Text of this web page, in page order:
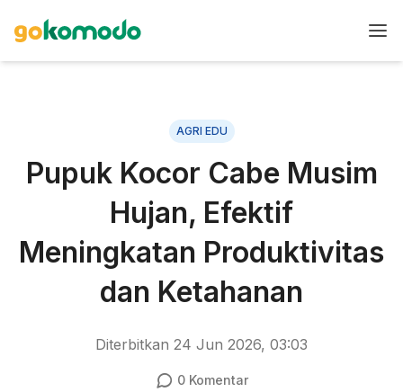
AGRI EDU
Pupuk Kocor Cabe Musim
Hujan, Efektif
Meningkatan Produktivitas
dan Ketahanan
Diterbitkan 24 Jun 2026, 03:03
0Komentar